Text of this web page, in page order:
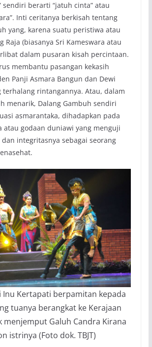
sendiri berarti “jatuh cinta” atau
Inti ceritanya berkisah tentang
yang, karena suatu peristiwa atau
Raja (biasanya Sri Kameswara atau
dalam pusaran kisah percintaan.
membantu pasangan kekasih
Panji Asmara Bangun dan Dewi
terhalang rintangannya. Atau, dalam
menarik, Dalang Gambuh sendiri
asmarantaka, dihadapkan pada
atau godaan duniawi yang menguji
dan integritasnya sebagai seorang
Inu Kertapati berpamitan kepada
tuanya berangkat ke Kerajaan
menjemput Galuh Candra Kirana
istrinya (Foto dok. TBJT)